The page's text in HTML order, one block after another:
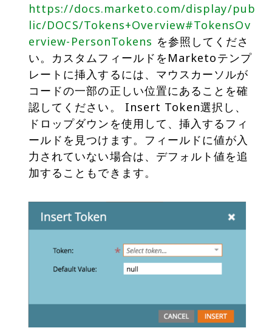
https://docs.marketo.com/display/pub
lic/DOCS/Tokens+Overview#TokensOv
erview-PersonTokens を参照してくださ
い。カスタムフィールドをMarketoテンプ
レートに挿入するには、マウスカーソルが
コードの一部の正しい位置にあることを確
認してください。 Insert Token選択し、
ドロップダウンを使用して、挿入するフィ
ールドを見つけます。フィールドに値が入
力されていない場合は、デフォルト値を追
加することもできます。